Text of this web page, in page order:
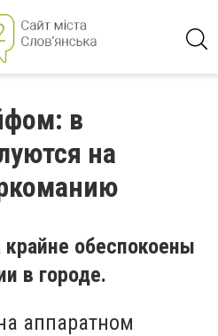
в
на
обеспокоены
в городе.
аппаратном